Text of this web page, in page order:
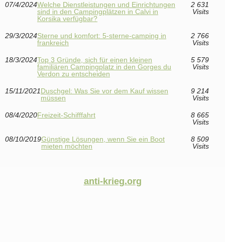
07/4/2024Welche Dienstleistungen und Einrichtungen
sind in den Campingplätzen in Calvi in
Korsika verfügbar?
2 631
Visits
29/3/2024Sterne und komfort: 5-sterne-camping in
frankreich
2 766
Visits
18/3/2024Top 3 Gründe, sich für einen kleinen
familiären Campingplatz in den Gorges du
Verdon zu entscheiden
5 579
Visits
15/11/2021Duschgel: Was Sie vor dem Kauf wissen
müssen
9 214
Visits
08/4/2020Freizeit-Schifffahrt
8 665
Visits
08/10/2019Günstige Lösungen, wenn Sie ein Boot
mieten möchten
8 509
Visits
anti-krieg.org